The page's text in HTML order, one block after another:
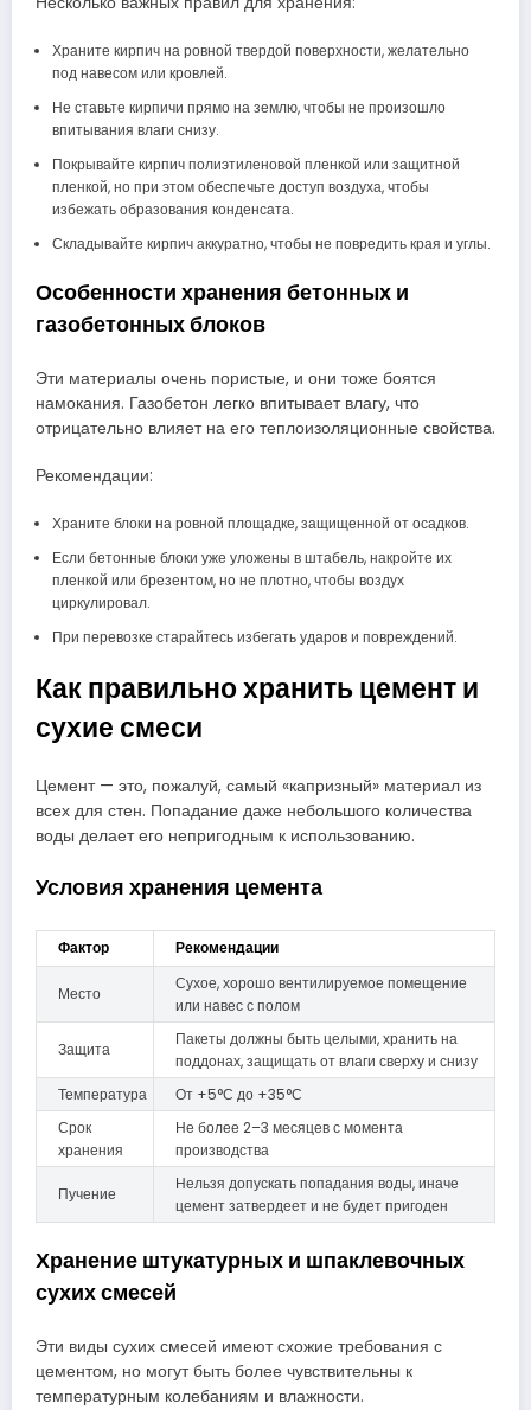
Храните кирпич на ровной твердой поверхности, желательно
под навесом или кровлей.
Не ставьте кирпичи прямо на землю, чтобы не произошло
впитывания влаги снизу.
Покрывайте кирпич полиэтиленовой пленкой или защитной
пленкой, но при этом обеспечьте доступ воздуха, чтобы
избежать образования конденсата.
Складывайте кирпич аккуратно, чтобы не повредить края и углы.
Особенности хранения бетонных и
газобетонных блоков
Эти материалы очень пористые, и они тоже боятся
намокания. Газобетон легко впитывает влагу, что
отрицательно влияет на его теплоизоляционные свойства.
Рекомендации:
Храните блоки на ровной площадке, защищенной от осадков.
Если бетонные блоки уже уложены в штабель, накройте их
пленкой или брезентом, но не плотно, чтобы воздух
циркулировал.
При перевозке старайтесь избегать ударов и повреждений.
Как правильно хранить цемент и
сухие смеси
Цемент — это, пожалуй, самый «капризный» материал из
всех для стен. Попадание даже небольшого количества
воды делает его непригодным к использованию.
Условия хранения цемента
Фактор Рекомендации
Место
Сухое, хорошо вентилируемое помещение
или навес с полом
Защита
Пакеты должны быть целыми, хранить на
поддонах, защищать от влаги сверху и снизу
Температура
От +5°С до +35°С
Срок
хранения
Не более 2–3 месяцев с момента
производства
Пучение
Нельзя допускать попадания воды, иначе
цемент затвердеет и не будет пригоден
Хранение штукатурных и шпаклевочных
сухих смесей
Эти виды сухих смесей имеют схожие требования с
цементом, но могут быть более чувствительны к
температурным колебаниям и влажности.